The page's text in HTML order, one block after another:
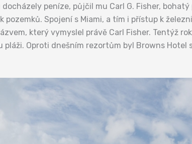
peníze, půjčil mu Carl G. Fisher,
pozemků. Spojení s Miami, a tím i přístup k
který vymyslel právě Carl Fisher. Tentýž
Oproti dnešním rezortům byl Browns Hotel